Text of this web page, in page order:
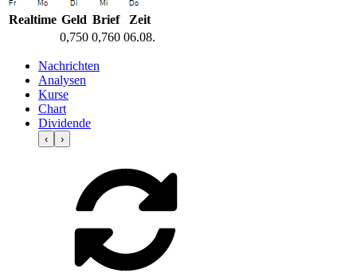
Realtime Geld Brief
Zeit
0,750 0,760 06.08.
Nachrichten
Analysen
Kurse
Chart
Dividende
‹ ›